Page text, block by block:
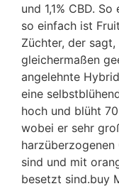
und 1,1% CBD.
so einfach ist
Züchter, der
gleichermaßen
angelehnte
eine
hoch und blüht
wobei er sehr
sind und mit
besetzt sind.buy